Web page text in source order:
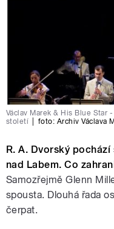
Václav Marek & His Blue Star
století
foto: Archiv Václava
R. A. Dvorský
nad Labem. Co
Samozřejmě Glenn
spousta. Dlouhá řada
čerpat.